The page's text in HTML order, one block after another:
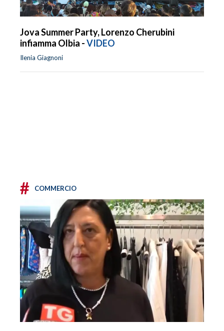
Jova Summer Party, Lorenzo Cherubini
infiamma Olbia -VIDEO
Ilenia Giagnoni
# COMMERCIO